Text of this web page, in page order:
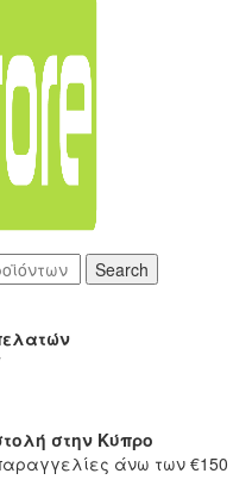
Search
στην Κύπρο
άνω των €150